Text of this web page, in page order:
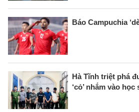
Báo Campuchia
Hà Tĩnh triệt phá
‘cỏ’ nhắm vào